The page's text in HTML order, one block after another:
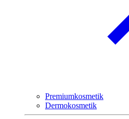
Premiumkosmetik
Dermokosmetik